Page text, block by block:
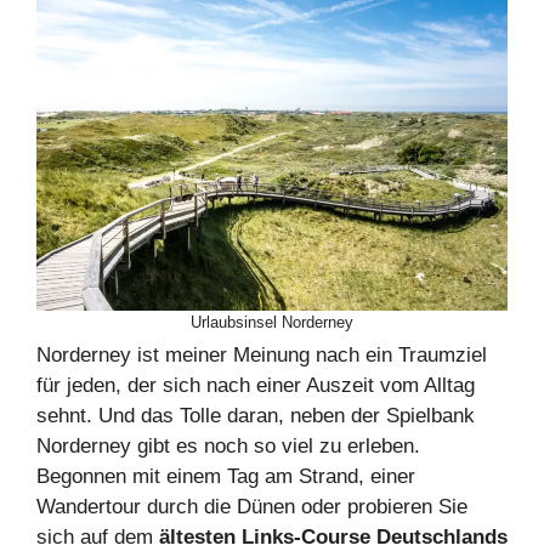
Urlaubsinsel Norderney
Norderney ist meiner Meinung nach ein Traumziel
für jeden, der sich nach einer Auszeit vom Alltag
sehnt. Und das Tolle daran, neben der Spielbank
Norderney gibt es noch so viel zu erleben.
Begonnen mit einem Tag am Strand, einer
Wandertour durch die Dünen oder probieren Sie
sich auf dem ältesten Links-Course Deutschlands